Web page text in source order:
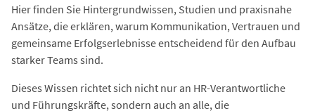
Hier finden Sie Hintergrundwissen, Studien und praxisnahe
Ansätze, die erklären, warum Kommunikation, Vertrauen und
gemeinsame Erfolgserlebnisse entscheidend für den Aufbau
starker Teams sind.
Dieses Wissen richtet sich nicht nur an HR-Verantwortliche
und Führungskräfte, sondern auch an alle, die